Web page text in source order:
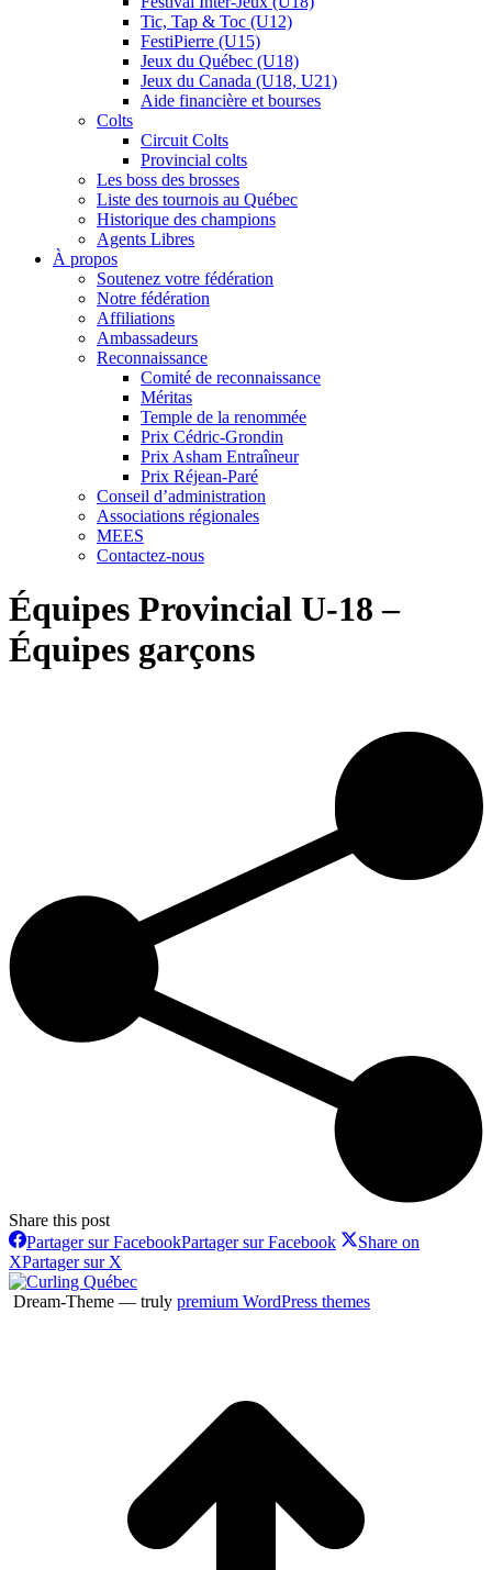
Tic, Tap & Toc (U12)
FestiPierre (U15)
Jeux du Québec (U18)
Jeux du Canada (U18, U21)
Aide financière et bourses
Colts
Circuit Colts
Provincial colts
Les boss des brosses
Liste des tournois au Québec
Historique des champions
Agents Libres
À propos
Soutenez votre fédération
Notre fédération
Affiliations
Ambassadeurs
Reconnaissance
Comité de reconnaissance
Méritas
Temple de la renommée
Prix Cédric-Grondin
Prix Asham Entraîneur
Prix Réjean-Paré
Conseil d’administration
Associations régionales
MEES
Contactez-nous
Équipes Provincial U-18 –
Équipes garçons
Share this post
Partager sur FacebookPartager sur Facebook
Share on
XPartager sur X
Dream-Theme — truly premium WordPress themes